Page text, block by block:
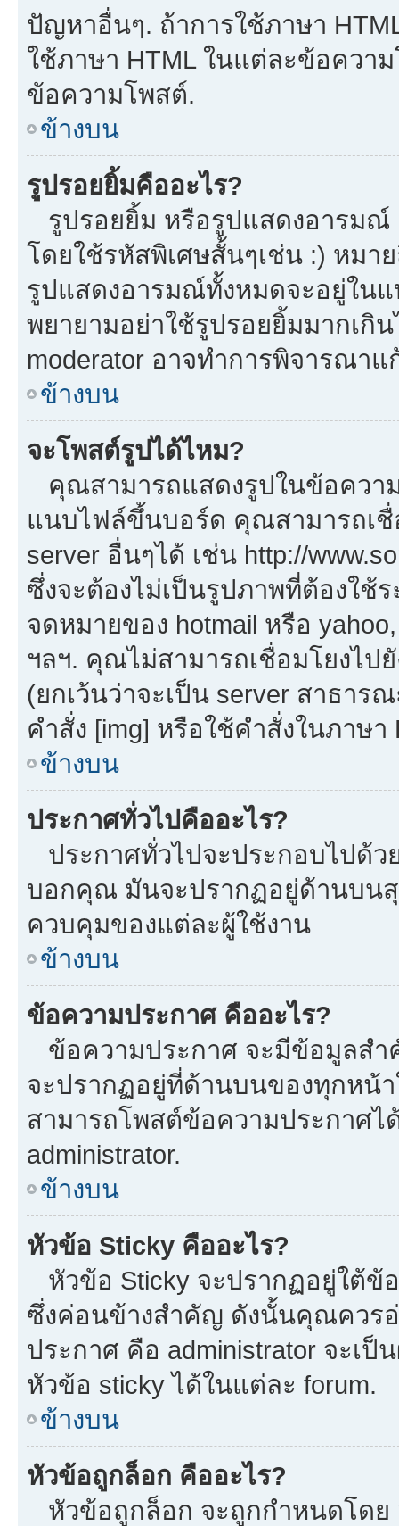
ปัญหาอื่นๆ. ถ้าการใช้ภาษา
ใช้ภาษา HTML ในแต่ละข้อคว
ข้อความโพสต์.
ข้างบน
รูปรอยยิ้มคืออะไร?
รูปรอยยิ้ม หรือรูปแสดงอารมณ์
โดยใช้รหัสพิเศษสั้นๆเช่น :) หมา
รูปแสดงอารมณ์ทั้งหมดจะอยู่ใน
พยายามอย่าใช้รูปรอยยิ้มมากเกิ
moderator อาจทำการพิจารณา
ข้างบน
จะโพสต์รูปได้ไหม?
คุณสามารถแสดงรูปในข้อควา
แนบไฟล์ขึ้นบอร์ด คุณสามารถเชื่
server อื่นๆได้ เช่น http://
ซึ่งจะต้องไม่เป็นรูปภาพที่ต้องใช้
จดหมายของ hotmail หรือ
ฯลฯ. คุณไม่สามารถเชื่อมโยงไป
(ยกเว้นว่าจะเป็น server สาธาร
คำสั่ง [img] หรือใช้คำสั่งในภาษ
ข้างบน
ประกาศทั่วไปคืออะไร?
ประกาศทั่วไปจะประกอบไปด้
บอกคุณ มันจะปรากฏอยู่ด้านบน
ควบคุมของแต่ละผู้ใช้งาน
ข้างบน
ข้อความประกาศ คืออะไร?
ข้อความประกาศ จะมีข้อมูลส
จะปรากฏอยู่ที่ด้านบนของทุกหน้
สามารถโพสต์ข้อความประกาศ
administrator.
ข้างบน
หัวข้อ Sticky คืออะไร?
หัวข้อ Sticky จะปรากฏอยู่ใต้ข้
ซึ่งค่อนข้างสำคัญ ดังนั้นคุณควรอ่
ประกาศ คือ administrator จะเ
หัวข้อ sticky ได้ในแต่ละ forum.
ข้างบน
หัวข้อถูกล็อก คืออะไร?
หัวข้อถูกล็อก จะถูกกำหนดโดย